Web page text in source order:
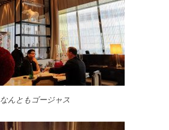
なんともゴージャス